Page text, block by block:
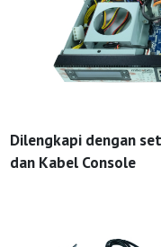
Dilengkapi dengan
dan Kabel Console